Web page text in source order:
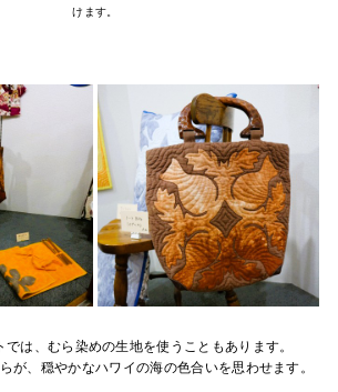
けます。
は、むら染めの生地を使うこともあります。
が、穏やかなハワイの海の色合いを思わせます。